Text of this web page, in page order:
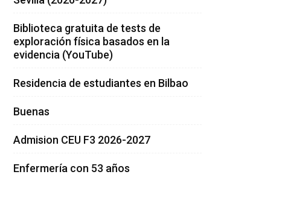
Biblioteca gratuita de tests de
exploración física basados en la
evidencia (YouTube)
Residencia de estudiantes en Bilbao
Buenas
Admision CEU F3 2026-2027
Enfermería con 53 años